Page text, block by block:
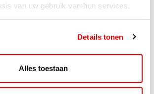
van uw gebruik van hun services.
Details tonen
Alles toestaan